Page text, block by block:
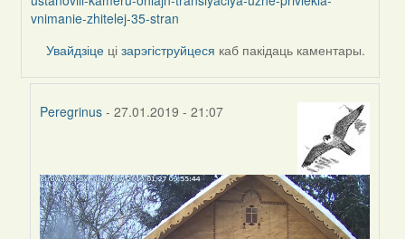
by
Feather
vnimanie-zhitelej-35-stran
Увайдзіце цізарэгіструйцеся каб пакідаць каментары.
Peregrinus - 27.01.2019 - 21:07
to
by
Peregrinus